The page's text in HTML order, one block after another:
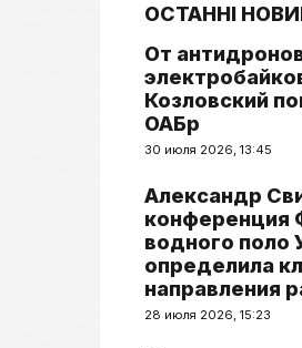
ОСТАННІ
От
Козловский
ОАБр
30 июля 2026, 13:45
Александр
конференция
водного поло
определила
направления
28 июля 2026, 15:23